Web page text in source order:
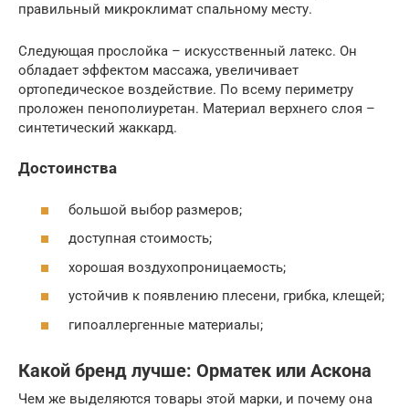
правильный микроклимат спальному месту.
Следующая прослойка – искусственный латекс. Он
обладает эффектом массажа, увеличивает
ортопедическое воздействие. По всему периметру
проложен пенополиуретан. Материал верхнего слоя –
синтетический жаккард.
Достоинства
большой выбор размеров;
доступная стоимость;
хорошая воздухопроницаемость;
устойчив к появлению плесени, грибка, клещей;
гипоаллергенные материалы;
Какой бренд лучше: Орматек или Аскона
Чем же выделяются товары этой марки, и почему она